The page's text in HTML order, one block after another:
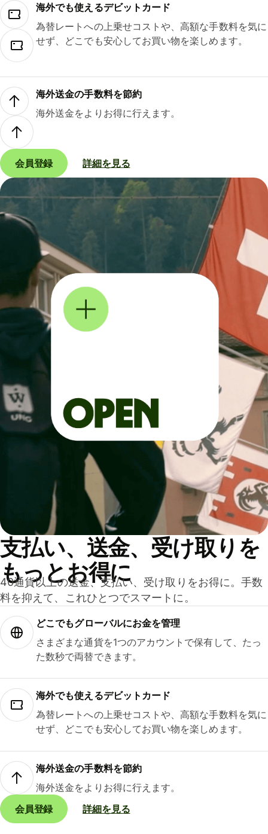
海外でも使えるデビットカード
為替レートへの上乗せコストや、高額な手数料を気に
せず、どこでも安心してお買い物を楽しめます。
海外送金の手数料を節約
海外送金をよりお得に行えます。
会員登録 詳細を見る
支払い、送金、受け取りを
もっとお得に
40通貨以上の送金、支払い、受け取りをお得に。手数
料を抑えて、これひとつでスマートに。
どこでもグ⁠ロ⁠ー⁠バ⁠ルにお金を管理
さまざまな通貨を1つのアカウントで保有して、たっ
た数秒で両替できます。
海外でも使えるデビットカード
為替レートへの上乗せコストや、高額な手数料を気に
せず、どこでも安心してお買い物を楽しめます。
海外送金の手数料を節約
海外送金をよりお得に行えます。
会員登録
詳細を見る